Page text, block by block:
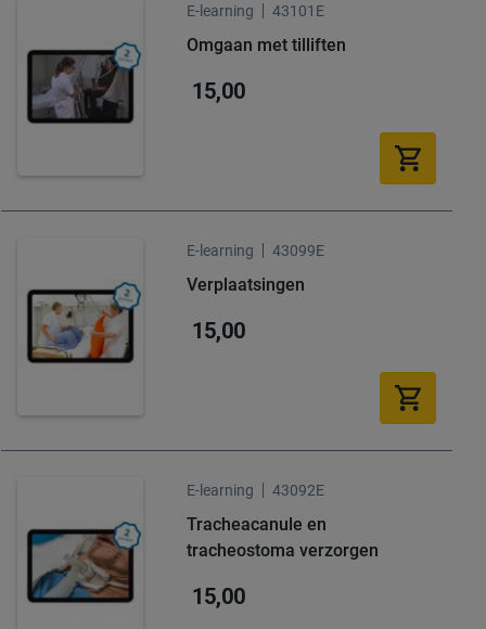
E-learning 43101E
Omgaan met tilliften
15,00
E-learning 43099E
Verplaatsingen
15,00
E-learning 43092E
Tracheacanule en
tracheostoma verzorgen
15,00